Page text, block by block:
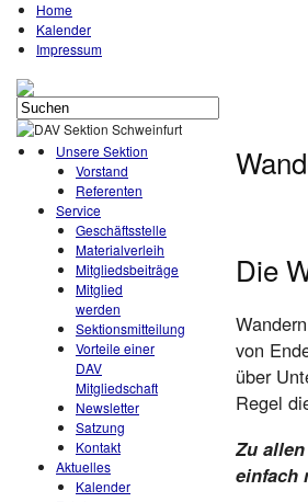
Home
Kalender
Impressum
Unsere Sektion
Vorstand
Referenten
Service
Geschäftsstelle
Materialverleih
Mitgliedsbeiträge
Mitglied
werden
Sektionsmitteilung
Vorteile einer
DAV
Mitgliedschaft
Newsletter
Satzung
Kontakt
Aktuelles
Kalender
Die
von
über
Regel
Zu
einfach